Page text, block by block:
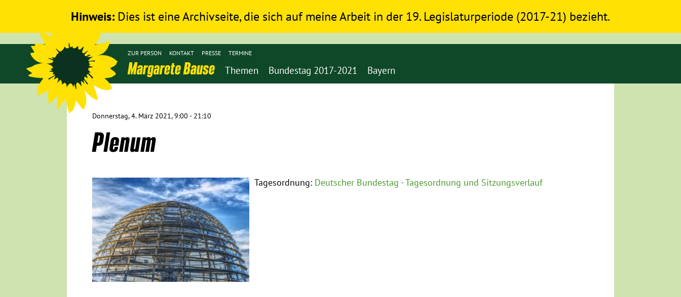
Hinweis: Dies ist eine Archivseite, die sich auf meine Arbeit in der 19. Legislaturperiode (2017-21) bezieht.
Margarete Bause Themen Bundestag 2017-2021 Bayern
ZUR PERSON KONTAKT PRESSE TERMINE
Donnerstag, 4. März 2021, 9:00 - 21:10
Plenum
Tagesordnung: Deutscher Bundestag - Tagesordnung und Sitzungsverlauf